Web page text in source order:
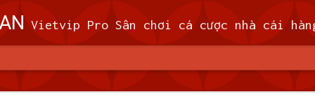
Vietvip Pro Sân chơi cá cược nhà cái hàng đầu Đài Loan. Vietvip Pro phát hành hơn 600 game cược khác nhau. Nạp tiền tại 7-Eleven, Family Mart, Okmart, Hilife, ATM. Rút tiền 24h không giới hạn. Uy tín khi